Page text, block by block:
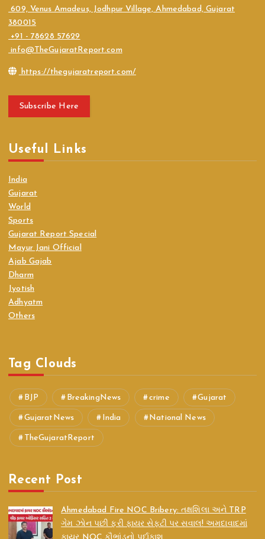
609, Venus Amadeus, Jodhpur Village, Ahmedabad, Gujarat
380015
+91 - 78628 57629
info@TheGujaratReport.com
https://thegujaratreport.com/
Subscribe Here
Useful Links
India
Gujarat
World
Sports
Gujarat Report Special
Mayur Jani Official
Ajab Gajab
Dharm
Jyotish
Adhyatm
Others
Tag Clouds
BJP BreakingNews crime Gujarat
GujaratNews India National News
TheGujaratReport
Recent Post
Ahmedabad Fire NOC Bribery: તક્ષશિલા અને TRP
ગેમ ઝોન પછી ફરી ફાયર સેફ્ટી પર સવાલ! અમદાવાદમાં